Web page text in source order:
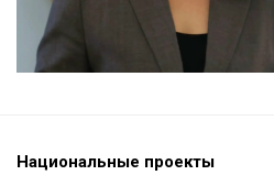
Национальные проекты